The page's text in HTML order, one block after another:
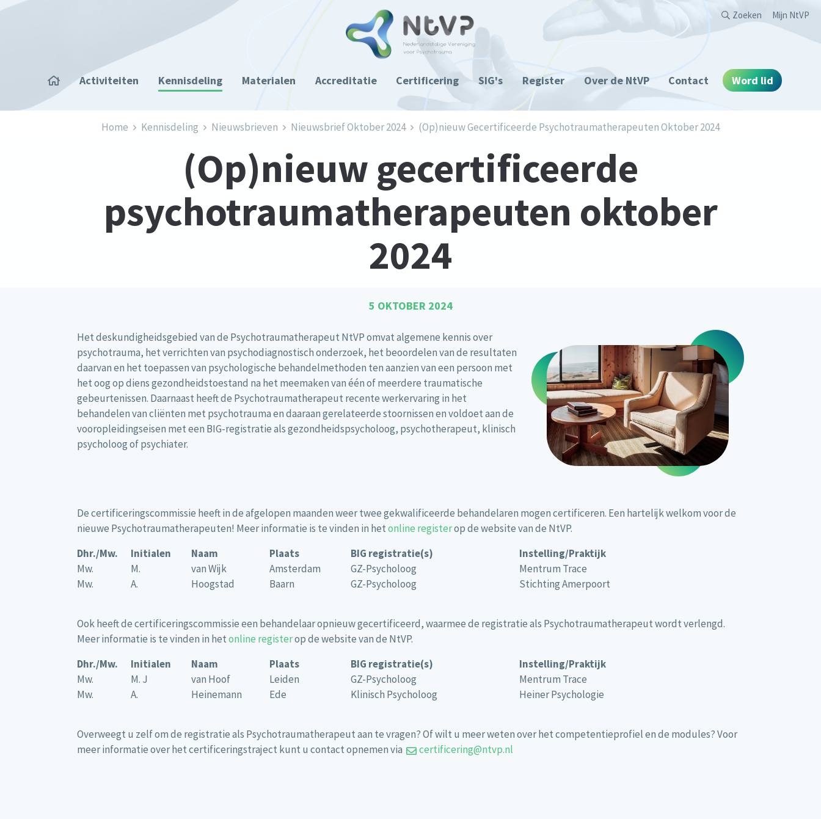
Home Activiteiten Kennisdeling Materialen Accreditatie Certificering SIG's Register Over de NtVP Contact Word lid
Zoeken Mijn NtVP
Kruimelpad
Home Kennisdeling Nieuwsbrieven Nieuwsbrief Oktober 2024 (Op)nieuw Gecertificeerde Psychotraumatherapeuten Oktober 2024
(Op)nieuw gecertificeerde
psychotraumatherapeuten oktober
2024
5 OKTOBER 2024
Het deskundigheidsgebied van de Psychotraumatherapeut NtVP omvat algemene kennis over
psychotrauma, het verrichten van psychodiagnostisch onderzoek, het beoordelen van de resultaten
daarvan en het toepassen van psychologische behandelmethoden ten aanzien van een persoon met
het oog op diens gezondheidstoestand na het meemaken van één of meerdere traumatische
gebeurtenissen. Daarnaast heeft de Psychotraumatherapeut recente werkervaring in het
behandelen van cliënten met psychotrauma en daaraan gerelateerde stoornissen en voldoet aan de
vooropleidingseisen met een BIG-registratie als gezondheidspsycholoog, psychotherapeut, klinisch
psycholoog of psychiater.
De certificeringscommissie heeft in de afgelopen maanden weer twee gekwalificeerde behandelaren mogen certificeren. Een hartelijk welkom voor de
nieuwe Psychotraumatherapeuten! Meer informatie is te vinden in hetonline registerop de website van de NtVP.
Dhr./Mw. Initialen Naam Plaats BIG registratie(s) Instelling/Praktijk
Mw.
M. van Wijk Amsterdam GZ-Psycholoog
Mentrum Trace
Mw.
A. Hoogstad Baarn GZ-Psycholoog Stichting Amerpoort
Ook heeft de certificeringscommissie een behandelaar opnieuw gecertificeerd, waarmee de registratie als Psychotraumatherapeut wordt verlengd.
Meer informatie is te vinden in hetonline registerop de website van de NtVP.
Dhr./Mw. Initialen Naam Plaats BIG registratie(s) Instelling/Praktijk
Mw.
M. J van Hoof Leiden GZ-Psycholoog
Mentrum Trace
Mw.
A. Heinemann Ede Klinisch Psycholoog Heiner Psychologie
Overweegt u zelf om de registratie als Psychotraumatherapeut aan te vragen? Of wilt u meer weten over het competentieprofiel en de modules? Voor
meer informatie over het certificeringstraject kunt u contact opnemen via
certificering@ntvp.nl